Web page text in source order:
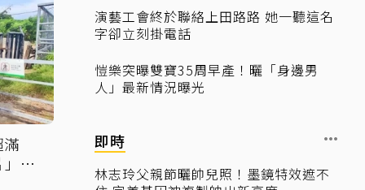
感
演藝工會終於聯絡上田路路 她一聽這名
字卻立刻掛電話
愷樂突曝雙寶35周早產！曬「身邊男
人」最新情況曝光
即時
林志玲父親節曬帥兒照！墨鏡特效遮不